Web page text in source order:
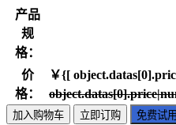
产品
规
格：
价
格：
￥{[
加入购物车 立即订购 免费试用